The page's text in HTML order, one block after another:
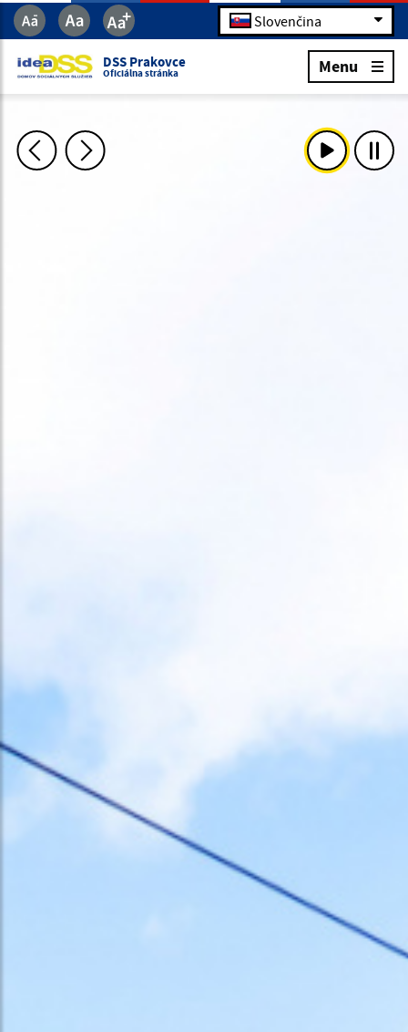
Slovenčina
DSS Prakovce
Oficiálna stránka Menu